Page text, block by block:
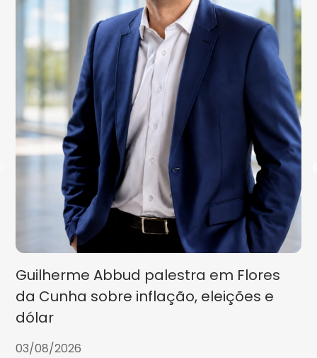
Guilherme Abbud palestra em Flores
da Cunha sobre inflação, eleições e
dólar
03/08/2026